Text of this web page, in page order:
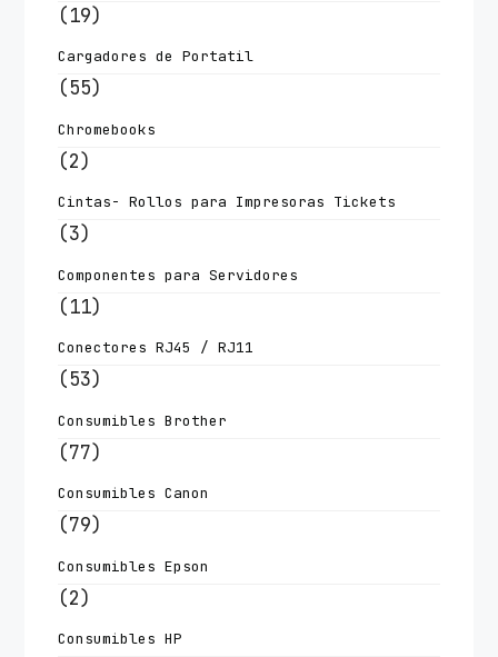
(19)
Cargadores de Portatil
(55)
Chromebooks
(2)
Cintas- Rollos para Impresoras Tickets
(3)
Componentes para Servidores
(11)
Conectores RJ45 / RJ11
(53)
Consumibles Brother
(77)
Consumibles Canon
(79)
Consumibles Epson
(2)
Consumibles HP